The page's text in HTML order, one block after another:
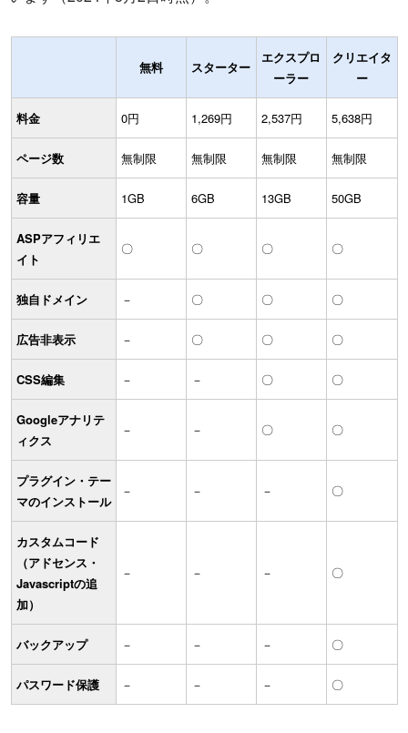
無料 スターター
エクスプロ
ーラー
クリエイタ
ー
料金 0円 1,269円 2,537円 5,638円
ページ数 無制限 無制限 無制限 無制限
容量 1GB 6GB 13GB 50GB
ASPアフィリエ
イト
〇 〇 〇 〇
独自ドメイン － 〇 〇 〇
広告非表示 － 〇 〇 〇
CSS編集 － － 〇 〇
Googleアナリテ
ィクス
－ － 〇 〇
プラグイン・テー
マのインストール
－ － － 〇
カスタムコード
（アドセンス・
Javascriptの追
加）
－ － － 〇
バックアップ － － － 〇
パスワード保護 － － － 〇